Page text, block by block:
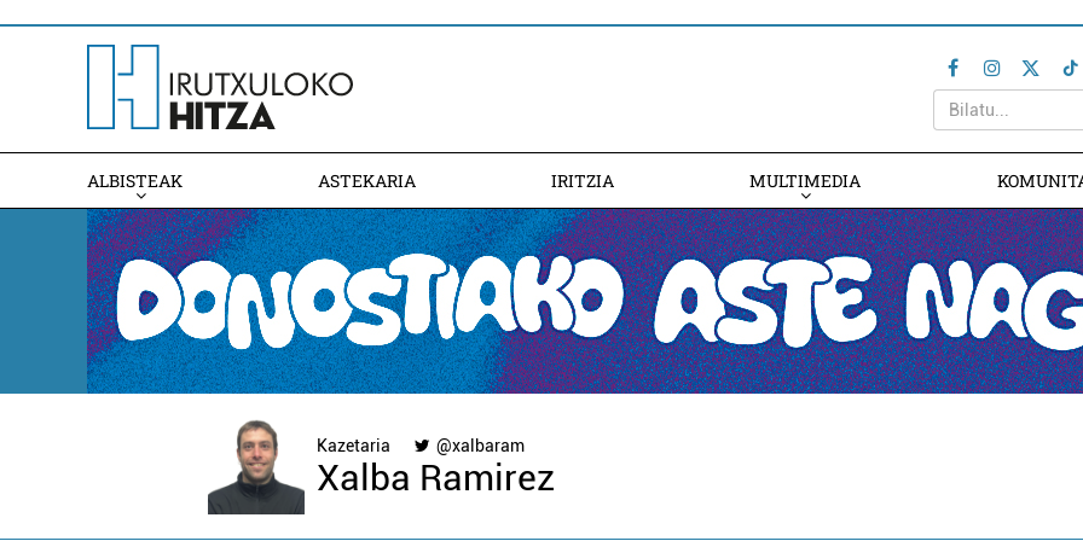
ALBISTEAK ASTEKARIA IRITZIA MULTIMEDIA
Kazetaria @xalbaram
Xalba Ramirez